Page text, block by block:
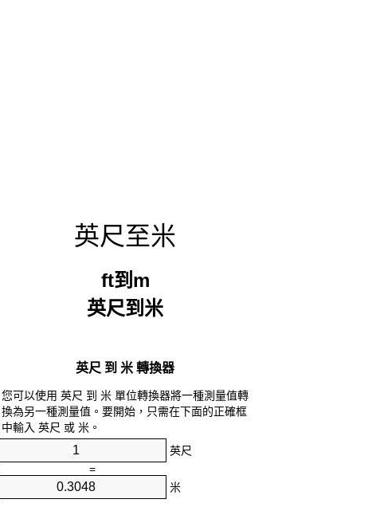
英尺至米
ft到m
英尺到米
英尺 到 米 轉換器
您可以使用 英尺 到 米 單位轉換器將一種測量值轉
換為另一種測量值。要開始，只需在下面的正確框
中輸入 英尺 或 米。
英尺
=
米